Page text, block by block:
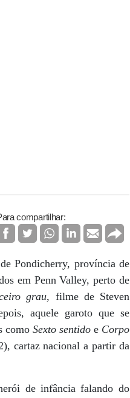
compartilhar:
Pondicherry, província de
em Penn Valley, perto de
grau, filme de Steven
aquele garoto que se
como Sexto sentido e Corpo
cartaz nacional a partir da
de infância falando do